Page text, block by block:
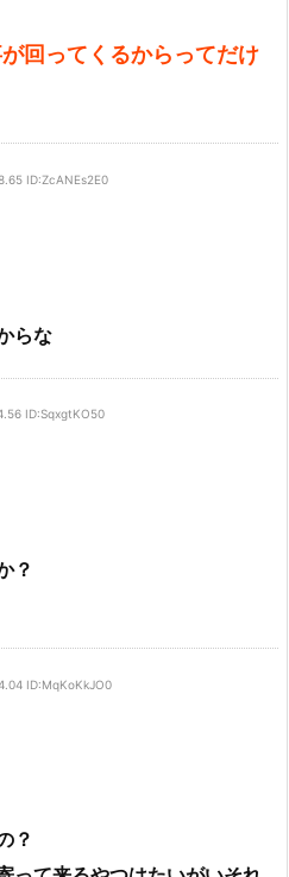
回ってくるからってだけ
ID:ZcANEs2E0
らな
ID:SqxgtKO50
？
ID:MqKoKkJO0
？